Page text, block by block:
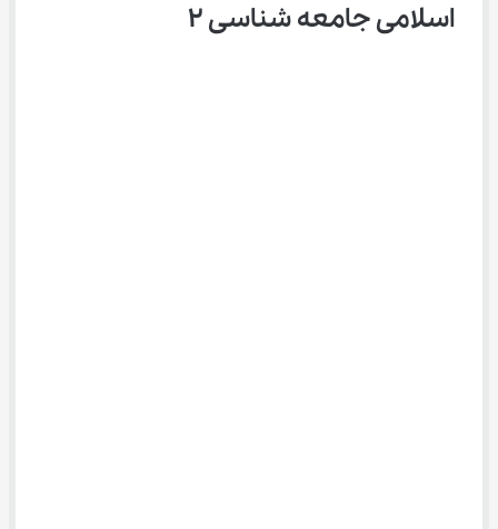
اسلامی جامعه شناسی ۲